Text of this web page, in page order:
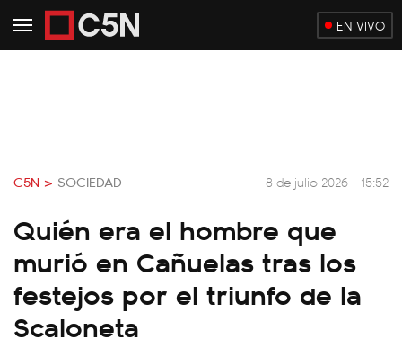
EN VIVO
C5N > SOCIEDAD 8 de julio 2026 - 15:52
Quién era el hombre que
murió en Cañuelas tras los
festejos por el triunfo de la
Scaloneta